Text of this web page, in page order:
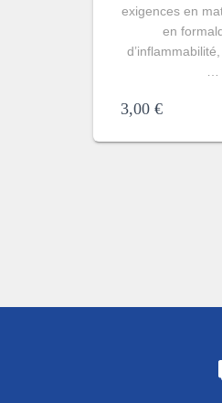
exigences en
en
3,00 €